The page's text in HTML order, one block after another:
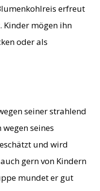
erfreut
Kinder mögen ihn
oder als
seiner strahlend
seines
und wird
gern von Kindern
mundet er gut